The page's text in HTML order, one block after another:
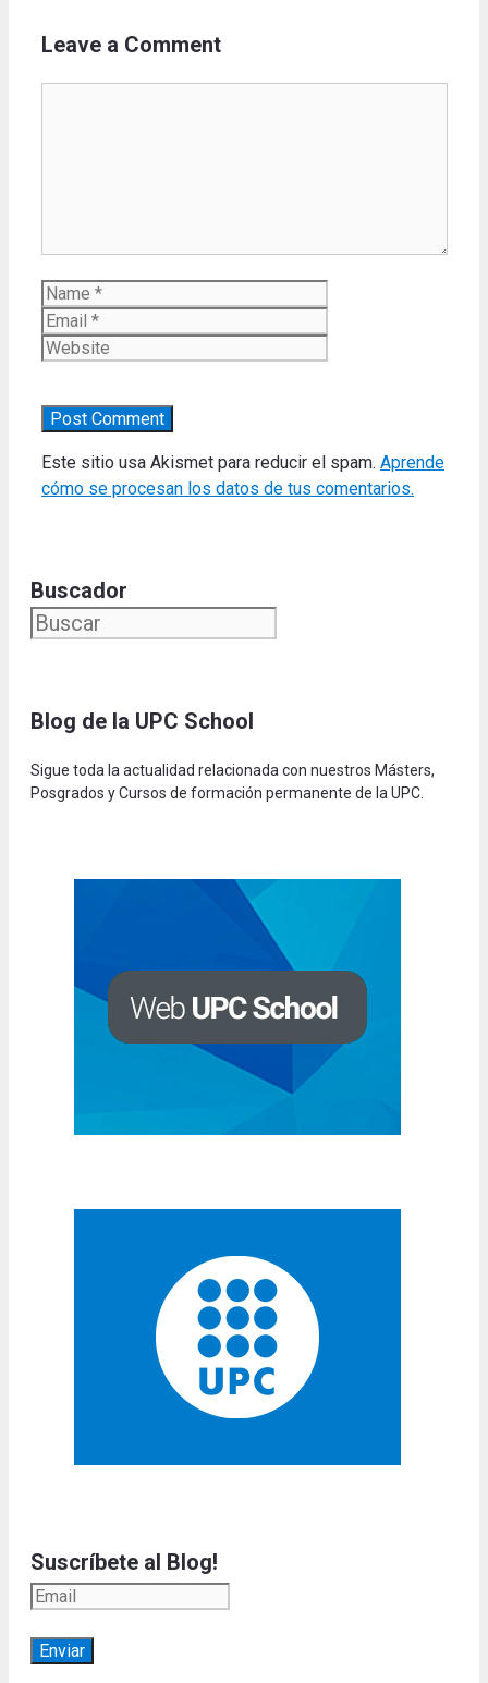
Leave a Comment
Name
Este sitio usa Akismet para reducir el spam. Aprende
cómo se procesan los datos de tus comentarios.
Buscador
Blog de la UPC School
Sigue toda la actualidad relacionada con nuestros Másters,
Posgrados y Cursos de formación permanente de la UPC.
Suscríbete al Blog!